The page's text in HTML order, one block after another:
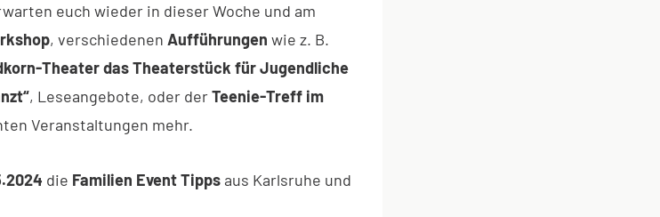
euch wieder in dieser Woche und am
, verschiedenen Aufführungen wie z. B.
Theater das Theaterstück für Jugendliche
, Leseangebote, oder derTeenie-Treff im
Veranstaltungen mehr.
die Familien Event Tipps aus Karlsruhe und